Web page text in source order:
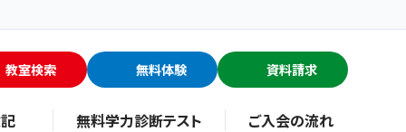
教室検索 無料体験 資料請求
無料学力診断テスト ご入会の流れ